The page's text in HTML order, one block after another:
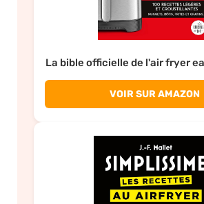
La bible officielle de l'air fryer
VOIR SUR AMAZON